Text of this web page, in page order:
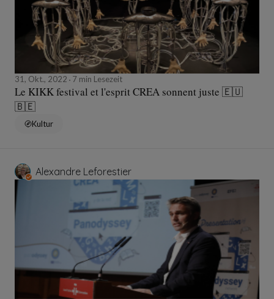
31, Okt., 2022 7 min Lesezeit
Le KIKK festival et l'esprit CREA sonnent juste 🇪🇺
🇧🇪
Kultur
Alexandre Leforestier